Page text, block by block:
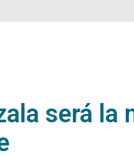
será la